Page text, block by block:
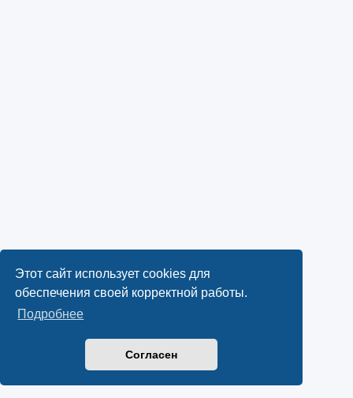
Этот сайт использует cookies для
обеспечения своей корректной работы.
Подробнее
Согласен